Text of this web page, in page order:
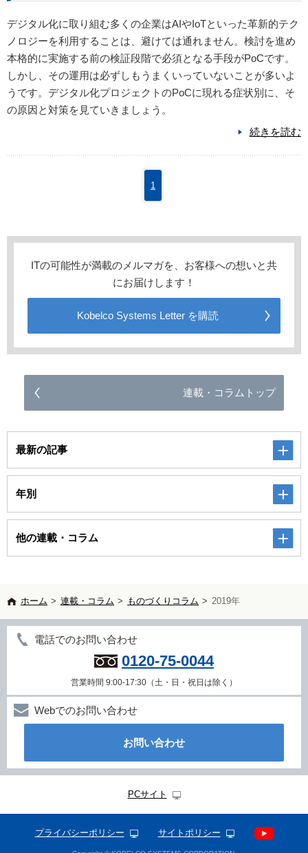
デジタル化に取り組む多くの企業はAIやIoTといった革新的テク
ノロジーを利用することは、避けては通れません。検討を進め
本格的に実施する前の検証段階で必須となる手段がPoCです。
しかし、その運用は必ずしもうまくいっていないことが多いよ
うです。デジタル化プロジェクトのPoCに現れる症状別に、そ
の原因と対策を見ていきましょう。
続きを読む
1
ITの可能性が満載のメルマガを、お客様への想いと共
にお届けします！
Kobelco Systems Letter を購読
連載・コラムトップ
最新の記事
年別
他の連載・コラム
ホーム > 連載・コラム > ものづくりコラム > 2019年
電話でのお問い合わせ
0120-75-0044
営業時間 9:00-17:30（土・日・祝日は除く）
Webでのお問い合わせ
お問い合わせ
PCサイト
プライバシーポリシー サイトポリシー